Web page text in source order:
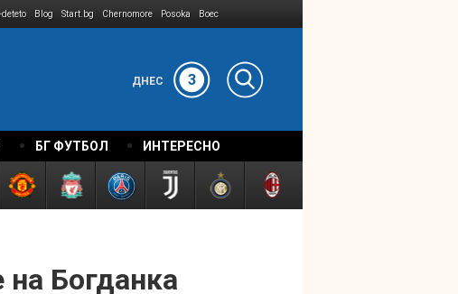
Blog Start.bg Chernomore Posoka Boec
ДНЕС 3
БГ ФУТБОЛ ИНТЕРЕСНО
Богданка